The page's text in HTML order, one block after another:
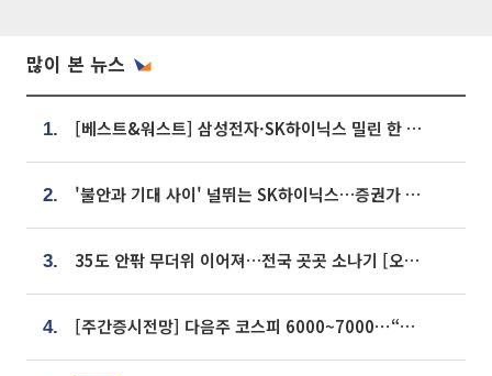
많이 본 뉴스
1. [베스트&워스트] 삼성전자·SK하이닉스 밀린 한 주…상상인증권은 85% 급등
2. '불안과 기대 사이' 널뛰는 SK하이닉스…증권가 "HBM4·LTA 기반 펀터멘털 견고"
3. 35도 안팎 무더위 이어져…전국 곳곳 소나기 [오늘 날씨]
4. [주간증시전망] 다음주 코스피 6000~7000⋯“外人 수급은 정책이 변수”